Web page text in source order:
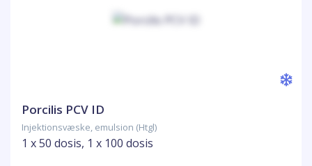
Porcilis PCV ID
Injektionsvæske, emulsion (Htgl)
1 x 50 dosis, 1 x 100 dosis